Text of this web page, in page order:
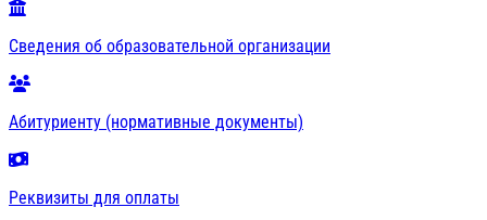
Сведения об образовательной организации
Абитуриенту (нормативные документы)
Реквизиты для оплаты